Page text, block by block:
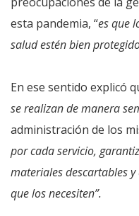
esta pandemia, “es que
salud estén bien
En ese sentido explicó
se realizan de manera
administración de los
por cada servicio,
materiales descartables
que los necesiten”.